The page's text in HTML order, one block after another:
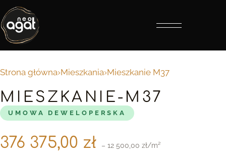
Otwórz menu
Strona główna›Mieszkania›Mieszkanie M37
MIESZKANIE-M37
UMOWA DEWELOPERSKA
376 375,00 zł – 12 500,00 zł/m²